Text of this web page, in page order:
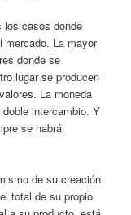
los casos donde
mercado. La mayor
donde se
lugar se producen
La moneda
intercambio. Y
se habrá
de su creación
total de su propio